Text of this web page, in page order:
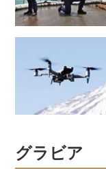
グラビア